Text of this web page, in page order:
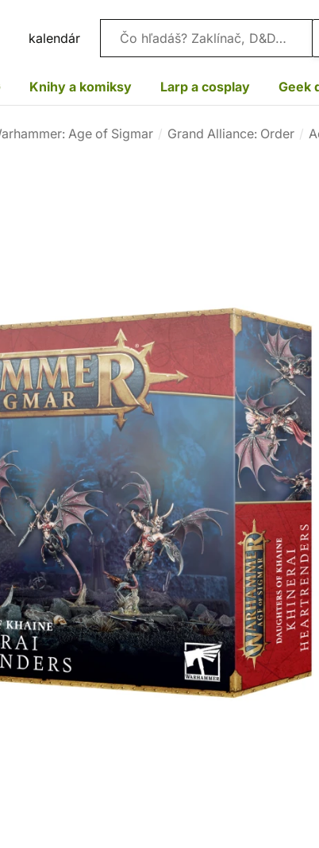
kalendár Vyhľadávanie
Knihy a komiksy Larp a cosplay Geek
Age of Sigmar Grand Alliance: Order